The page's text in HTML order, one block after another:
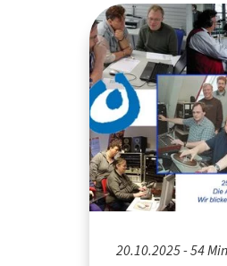
20.10.2025 - 54